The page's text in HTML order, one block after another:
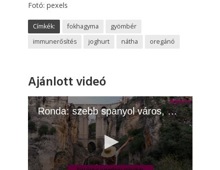
Fotó: pexels
Címkék: fokhagyma
gyömbér
immunerősítés
joghurt nátha oregánó
Ajánlott videó
Ronda: szebb spanyol város, mint Madrid